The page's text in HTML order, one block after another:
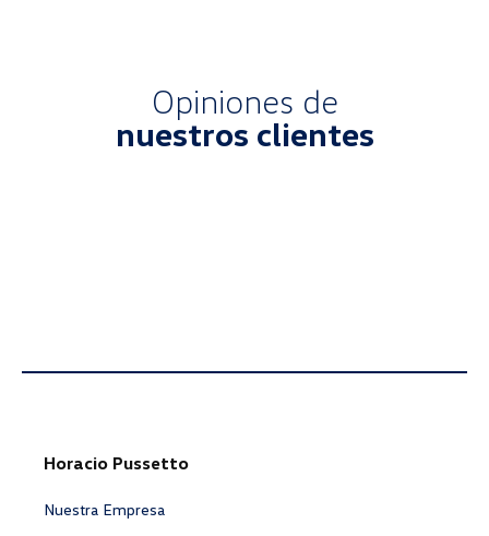
Opiniones de
nuestros clientes
Horacio Pussetto
Nuestra Empresa